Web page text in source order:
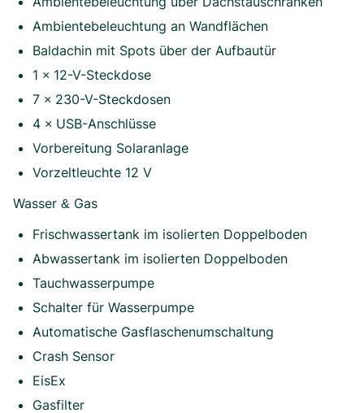
Ambientebeleuchtung an Wandflächen
Baldachin mit Spots über der Aufbautür
1 × 12-V-Steckdose
7 × 230-V-Steckdosen
4 × USB-Anschlüsse
Vorbereitung Solaranlage
Vorzeltleuchte 12 V
Wasser & Gas
Frischwassertank im isolierten Doppelboden
Abwassertank im isolierten Doppelboden
Tauchwasserpumpe
Schalter für Wasserpumpe
Automatische Gasflaschenumschaltung
Crash Sensor
EisEx
Gasfilter